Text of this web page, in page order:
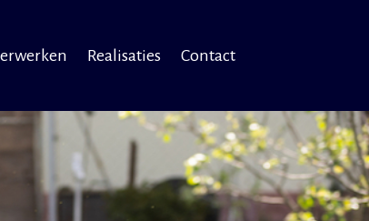
Realisaties Contact